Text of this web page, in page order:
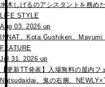
水木しげるのアシスタントを務め
LIFE STYLE
Aug 03. 2026 up
INNAT、Kota Gushiken、
FEATURE
Jul 31. 2026 up
【更新TT発表】入場無料の屋内フ
Natsudaidai、鬼の右腕、